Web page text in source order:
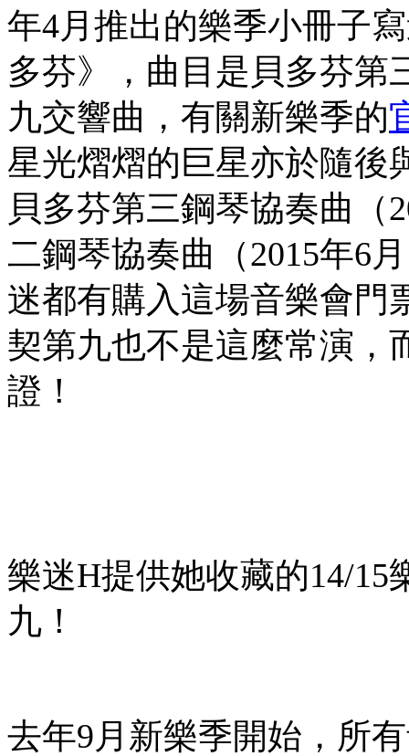
年4月推出的樂季小冊子
多芬》，曲目是貝多芬第
九交響曲，有關新樂季的
星光熠熠的巨星亦於隨
貝多芬第三鋼琴協奏曲（
二鋼琴協奏曲（2015年6
迷都有購入這場音樂會門
契第九也不是這麼常演，
證！
樂迷H提供她收藏的14/
九！
去年9月新樂季開始，所